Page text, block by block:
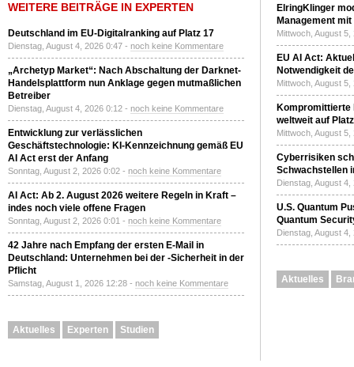
WEITERE BEITRÄGE IN EXPERTEN
Deutschland im EU-Digitalranking auf Platz 17
Dienstag, August 4, 2026 0:47 - noch keine Kommentare
„Archetyp Market“: Nach Abschaltung der Darknet-
Handelsplattform nun Anklage gegen mutmaßlichen
Betreiber
Dienstag, August 4, 2026 0:12 - noch keine Kommentare
Entwicklung zur verlässlichen
Geschäftstechnologie: KI-Kennzeichnung gemäß EU
AI Act erst der Anfang
Sonntag, August 2, 2026 0:02 - noch keine Kommentare
AI Act: Ab 2. August 2026 weitere Regeln in Kraft –
indes noch viele offene Fragen
Sonntag, August 2, 2026 0:01 - noch keine Kommentare
42 Jahre nach Empfang der ersten E-Mail in
Deutschland: Unternehmen bei der -Sicherheit in der
Pflicht
Samstag, August 1, 2026 12:28 - noch keine Kommentare
Aktuelles Experten Studien
ElringKlinger
Management
Mittwoch, August
EU AI Act:
Notwendigkeit
Mittwoch, August
Kompromittierte
weltweit auf
Mittwoch, August
Cyberrisiken
Schwachstellen
Dienstag, August
U.S. Quantum
Quantum
Dienstag, August
Aktuelles